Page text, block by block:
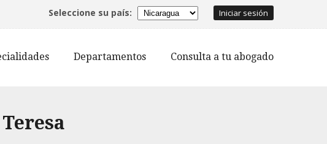
Iniciar sesión
Seleccione su país:
Departamentos Consulta a tu abogado